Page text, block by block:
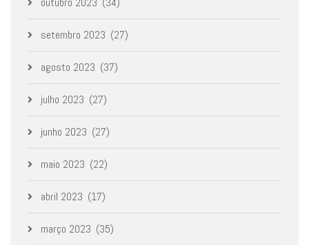
setembro 2023 (27)
agosto 2023 (37)
julho 2023 (27)
junho 2023 (27)
maio 2023 (22)
abril 2023 (17)
março 2023 (35)